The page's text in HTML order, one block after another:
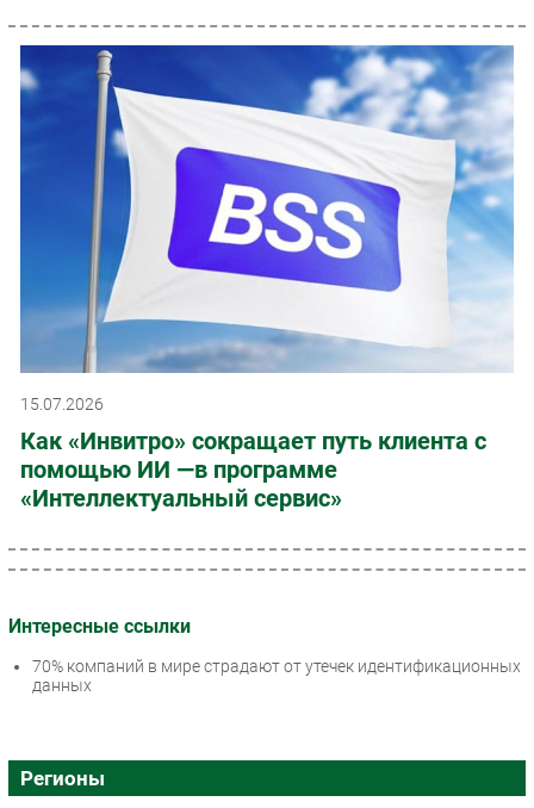
15.07.2026
Как «Инвитро» сокращает путь клиента с
помощью ИИ —в программе
«Интеллектуальный сервис»
Интересные ссылки
70% компаний в мире страдают от утечек идентификационных
данных
Регионы